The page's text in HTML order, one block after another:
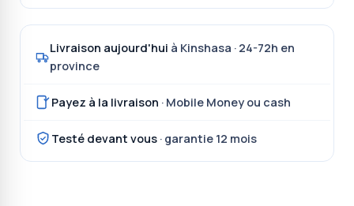
Livraison aujourd'hui à Kinshasa · 24-72h en
province
Payez à la livraison · Mobile Money ou cash
Testé devant vous · garantie 12 mois